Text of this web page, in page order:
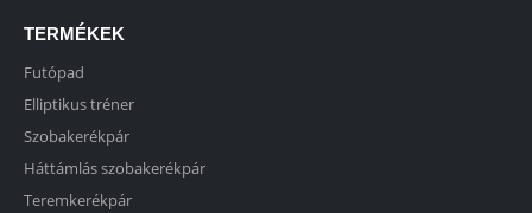
TERMÉKEK
Futópad
Elliptikus tréner
Szobakerékpár
Háttámlás szobakerékpár
Teremkerékpár